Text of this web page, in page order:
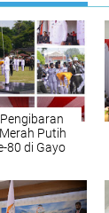
Putih
80 di Gayo